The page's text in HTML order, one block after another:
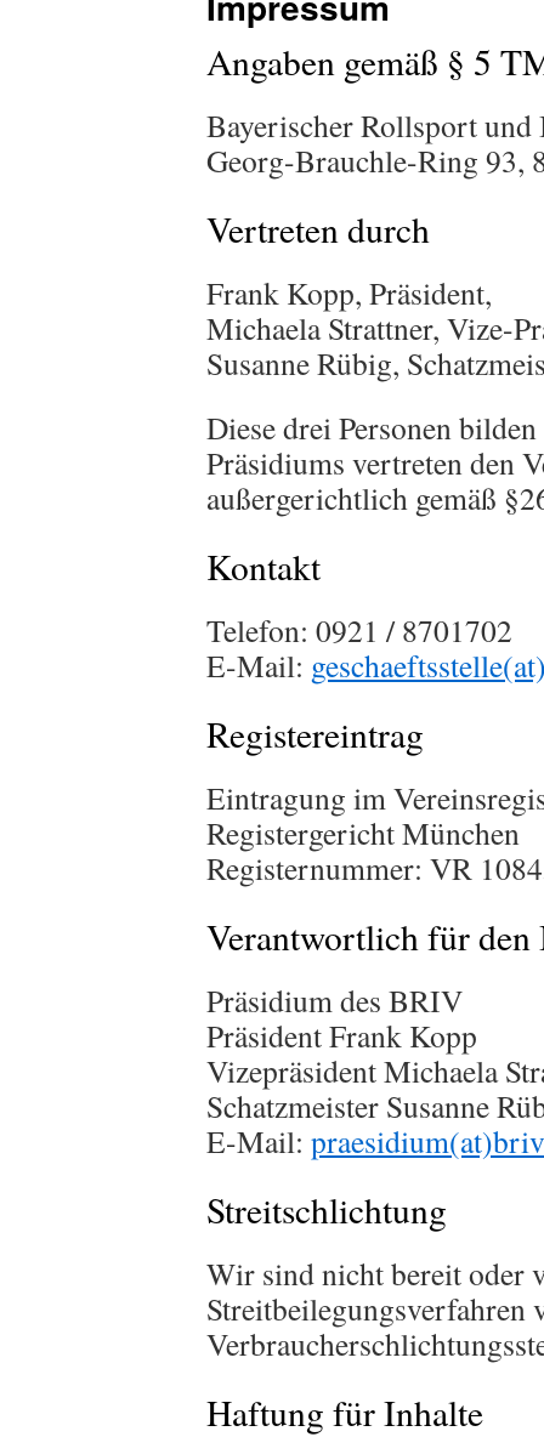
Angaben gemäß § 5
Bayerischer Rollsport und
Georg-Brauchle-Ring 93,
Vertreten durch
Frank Kopp, Präsident,
Michaela Strattner, Vize-
Susanne Rübig,
Diese drei Personen
Präsidiums vertreten den
außergerichtlich gemäß
Kontakt
Telefon: 0921 / 8701702
E-Mail:
Registereintrag
Eintragung im
Registergericht München
Registernummer: VR
Verantwortlich für den
Präsidium des BRIV
Präsident Frank Kopp
Vizepräsident Michaela
Schatzmeister Susanne
E-Mail:
Streitschlichtung
Wir sind nicht bereit oder
Streitbeilegungsverfahren
Haftung für Inhalte